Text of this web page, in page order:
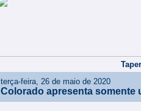
terça-feira, 26 de maio de 2020
Colorado apresenta somente